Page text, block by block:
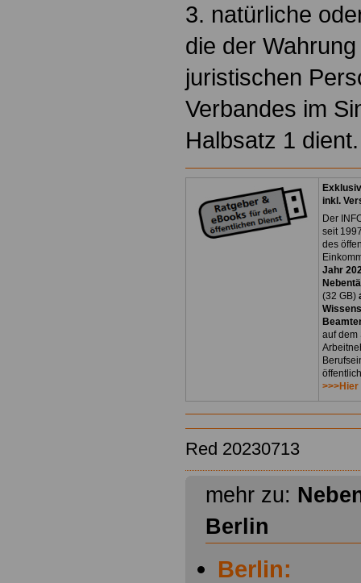
3. natürliche
die der
juristischen
Verbandes im
Halbsatz 1
inkl.
Der
seit
des
Jahr
(32 GB)
auf dem
Red 20230713
mehr zu:
Berlin
Berlin: